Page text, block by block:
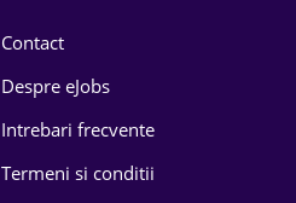
Contact
Despre eJobs
Intrebari frecvente
Termeni si conditii